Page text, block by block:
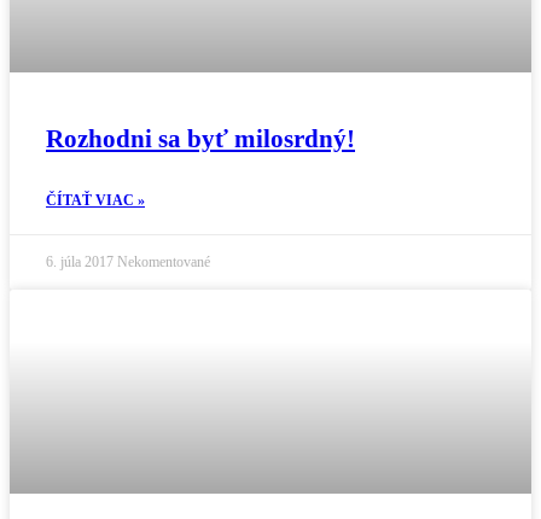
Rozhodni sa byť milosrdný!
ČÍTAŤ VIAC »
6. júla 2017 Nekomentované